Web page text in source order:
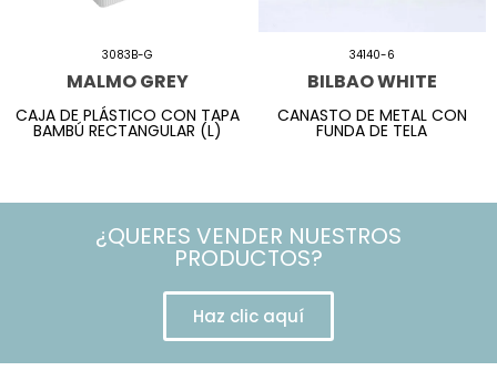
3083B-G
MALMO GREY
CAJA DE PLÁSTICO CON TAPA
BAMBÚ RECTANGULAR (L)
34140-6
BILBAO WHITE
CANASTO DE METAL CON
FUNDA DE TELA
¿QUERES VENDER NUESTROS
PRODUCTOS?
Haz clic aquí